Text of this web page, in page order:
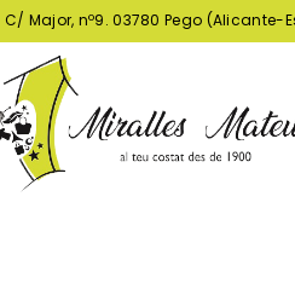
C/ Major, nº9. 03780 Pego (Alicante-